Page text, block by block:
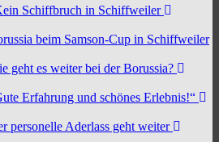
Schiffbruch in Schiffweiler
beim Samson-Cup in Schiffweiler
geht es weiter bei der Borussia?
Erfahrung und schönes Erlebnis!“
personelle Aderlass geht weiter